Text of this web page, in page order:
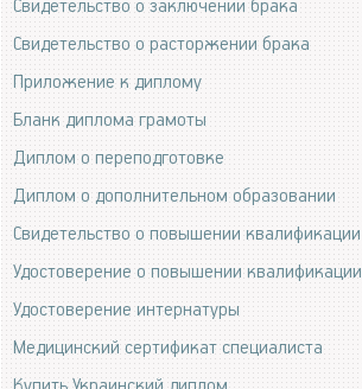
Свидетельство о заключении брака
Свидетельство о расторжении брака
Приложение к диплому
Бланк диплома грамоты
Диплом о переподготовке
Диплом о дополнительном образовании
Свидетельство о повышении квалификации
Удостоверение о повышении квалификации
Удостоверение интернатуры
Медицинский сертификат специалиста